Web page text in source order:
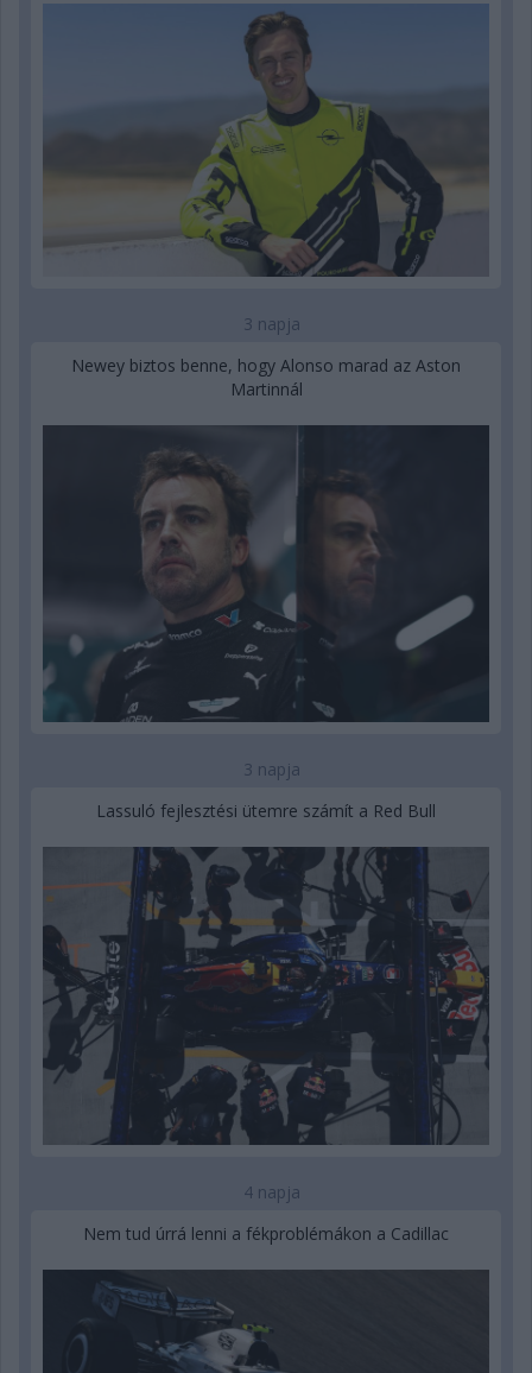
3 napja
Newey biztos benne, hogy Alonso marad az Aston
Martinnál
3 napja
Lassuló fejlesztési ütemre számít a Red Bull
4 napja
Nem tud úrrá lenni a fékproblémákon a Cadillac